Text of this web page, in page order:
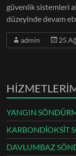
güvenlik sistemleri
düzeyinde devam
admin 25
YANGIN
KARBONDİOKSİT
DAVLUMBAZ